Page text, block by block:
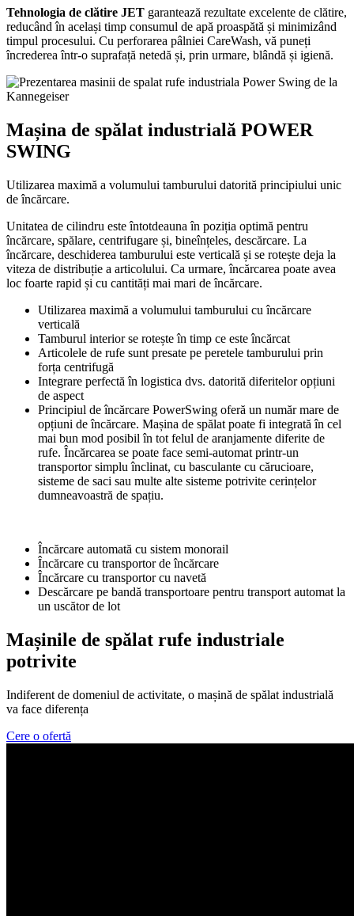
Tehnologia de clătire JET garantează rezultate excelente de clătire,
reducând în același timp consumul de apă proaspătă și minimizând
timpul procesului. Cu perforarea pâlniei CareWash, vă puneți
încrederea într-o suprafață netedă și, prin urmare, blândă și igienă.
Mașina de spălat industrială POWER
SWING
Utilizarea maximă a volumului tamburului datorită principiului unic
de încărcare.
Unitatea de cilindru este întotdeauna în poziția optimă pentru
încărcare, spălare, centrifugare și, bineînțeles, descărcare. La
încărcare, deschiderea tamburului este verticală și se rotește deja la
viteza de distribuție a articolului. Ca urmare, încărcarea poate avea
loc foarte rapid și cu cantități mai mari de încărcare.
Utilizarea maximă a volumului tamburului cu încărcare
verticală
Tamburul interior se rotește în timp ce este încărcat
Articolele de rufe sunt presate pe peretele tamburului prin
forța centrifugă
Integrare perfectă în logistica dvs. datorită diferitelor opțiuni
de aspect
Principiul de încărcare PowerSwing oferă un număr mare de
opțiuni de încărcare. Mașina de spălat poate fi integrată în cel
mai bun mod posibil în tot felul de aranjamente diferite de
rufe. Încărcarea se poate face semi-automat printr-un
transportor simplu înclinat, cu basculante cu cărucioare,
sisteme de saci sau multe alte sisteme potrivite cerințelor
dumneavoastră de spațiu.
Încărcare automată cu sistem monorail
Încărcare cu transportor de încărcare
Încărcare cu transportor cu navetă
Descărcare pe bandă transportoare pentru transport automat la
un uscător de lot
Mașinile de spălat rufe industriale
potrivite
Indiferent de domeniul de activitate, o mașină de spălat industrială
va face diferența
Cere o ofertă